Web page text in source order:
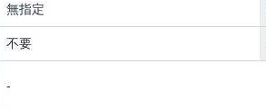
無指定
不要
-